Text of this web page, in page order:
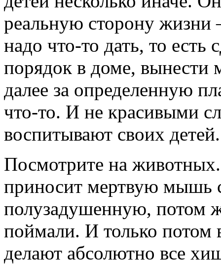
реальную сторону
надо что-то дать, то есть
порядок в доме, вынести
далее за определенную
что-то. И не красивыми
воспитывают своих детей.
Посмотрите на
приносит мертвую мышь
полузадушенную, потом
поймали. И только потом
делают абсолютно все